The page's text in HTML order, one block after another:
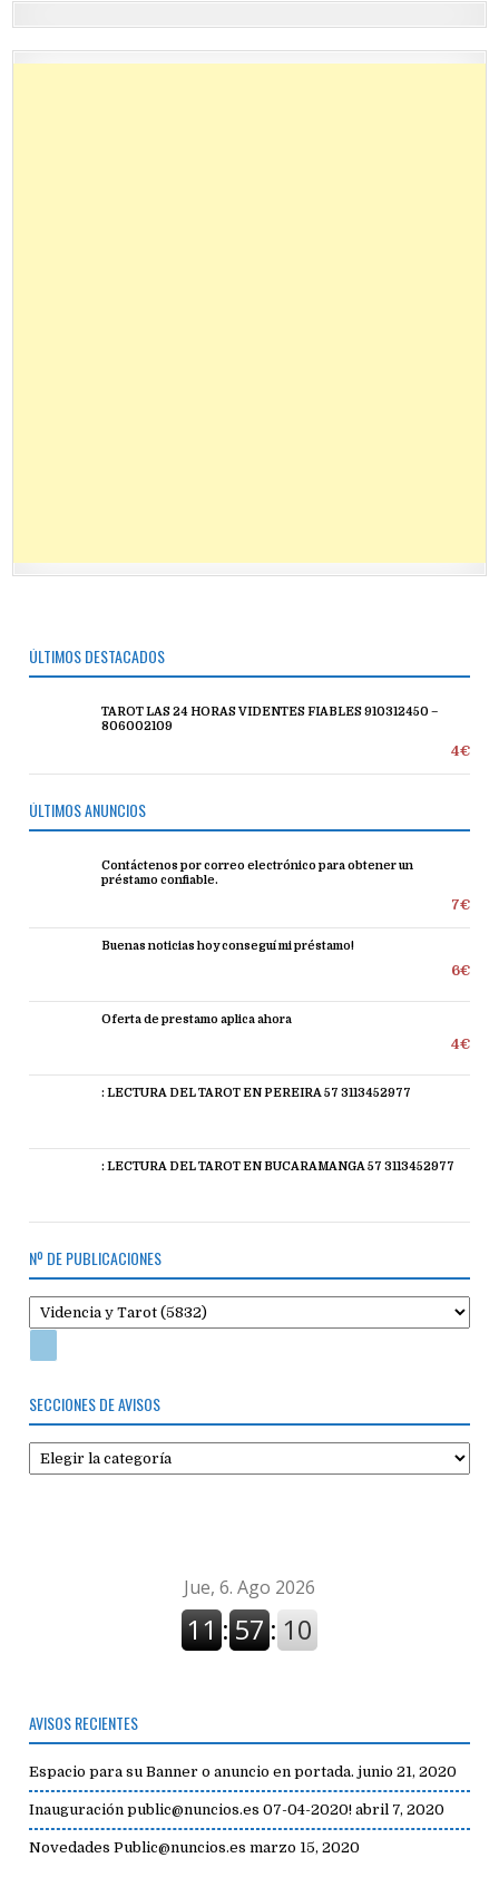
ÚLTIMOS DESTACADOS
TAROT LAS 24 HORAS VIDENTES FIABLES 910312450 –
806002109
4€
ÚLTIMOS ANUNCIOS
Contáctenos por correo electrónico para obtener un
préstamo confiable.
7€
Buenas noticias hoy conseguí mi préstamo!
6€
Oferta de prestamo aplica ahora
4€
: LECTURA DEL TAROT EN PEREIRA 57 3113452977
: LECTURA DEL TAROT EN BUCARAMANGA 57 3113452977
Nº DE PUBLICACIONES
SECCIONES DE AVISOS
Secciones
de
AVISOS RECIENTES
Espacio para su Banner o anuncio en portada. junio 21, 2020
Inauguración public@nuncios.es 07-04-2020! abril 7, 2020
Novedades Public@nuncios.es marzo 15, 2020